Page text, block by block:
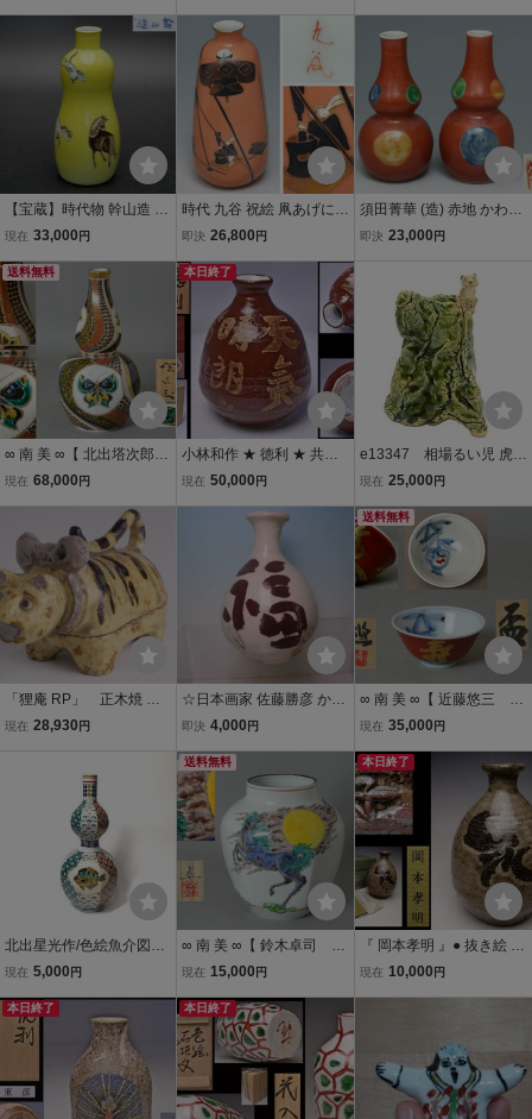
かれたユーモラスな猫の
様な虎に笹模様飾壺 )貴
重・珍品
【宝蔵】時代物 幹山造 馬
之図徳利 高さ約15㎝ 酒器
現在 33,000 円
時代 九谷 祝絵 凧あげに兎
の餅つき玩具図 徳利 陶磁
具 茶懐石 花器にも 花瓶
正月 z8954a
即決 26,800 円
須田菁華 (造) 赤地 かわい
い丸文 徳利 一双 須田青華
花入 懐石道具 茶懐石 茶道
具 陶磁器 z8733t
即決 23,000 円
送料無料
∞ 南 美 ∞【 北出塔次郎
錦繍手 双蝶図 飾瓶
約24.2cm 九谷 色絵 蝶
八角 捻り 瓢形 花瓶
現在 68,000 円
本日終了
小林和作 ★ 徳利 ★ 共箱
★ 洋画家の手による見事
彩 ~ 天気晴朗瑞雲満天~
現在 50,000 円
e13347 相場るい児 虎
花瓶 置物 オブジェ （1
現在 25,000 円
「狸庵 RP」 正木焼 張
子虎 香合 「合箱」 / 尾
物保障☆Lx2ui7q
現在 28,930 円
☆日本画家 佐藤勝彦 かつ
ひこ 直筆『福寿』花瓶 H
即決 4,000 円
送料無料
∞ 南 美 ∞【 近藤悠三 赤
絵 金彩 ”福々寿々”
7.2cm 人間国宝 柘榴
ぐい呑 酒器
現在 35,000 円
北出星光作/色絵魚介図飾
瓶/徳利/晩年作//未使用品/
現在 5,000 円
送料無料
∞ 南 美 ∞【 鈴木卓司 色
絵 馬紋 面取 壷 共
3cm 京都 壺
現在 15,000 円
本日終了
『 岡本孝明 』● 抜き絵 徳
利 ● 紙箱 栞 ● 岡山 酒津焼
現在 10,000 円
本日終了 本日終了